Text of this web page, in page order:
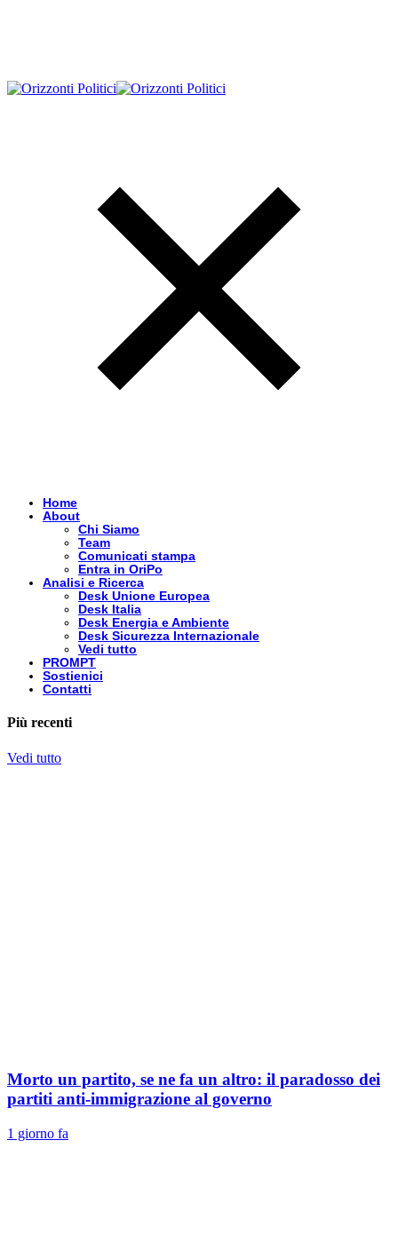
Home
About
Chi Siamo
Team
Comunicati stampa
Entra in OriPo
Analisi e Ricerca
Desk Unione Europea
Desk Italia
Desk Energia e Ambiente
Desk Sicurezza Internazionale
Vedi tutto
PROMPT
Sostienici
Contatti
Più recenti
Vedi tutto
Morto un partito, se ne fa un altro: il paradosso dei
partiti anti-immigrazione al governo
1 giorno fa